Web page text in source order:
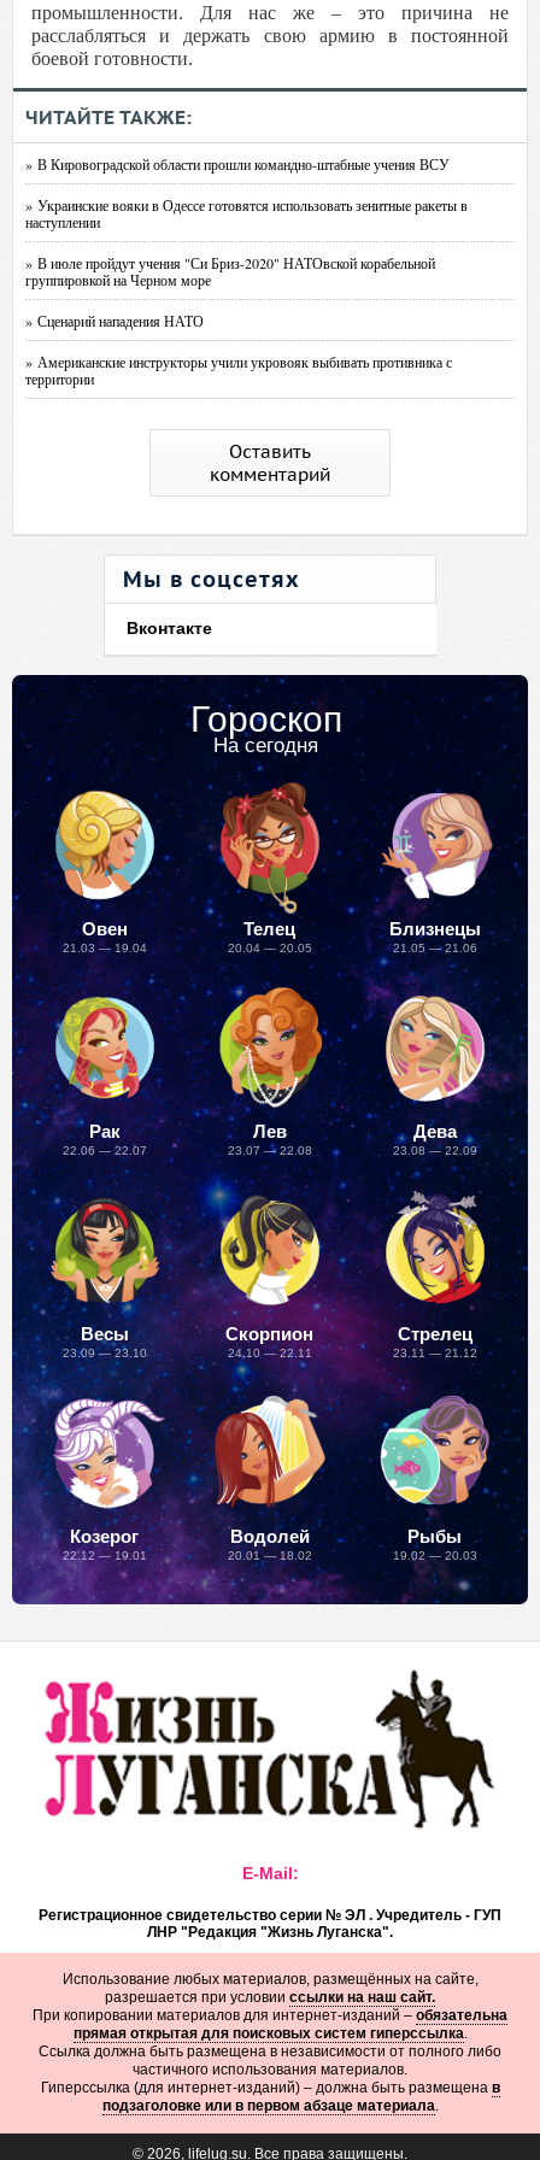
промышленности. Для нас же – это причина не
расслабляться и держать свою армию в постоянной
боевой готовности.
ЧИТАЙТЕ ТАКЖЕ:
» В Кировоградской области прошли командно-штабные учения ВСУ
» Украинские вояки в Одессе готовятся использовать зенитные ракеты в
наступлении
» В июле пройдут учения "Си Бриз-2020" НАТОвской корабельной
группировкой на Черном море
» Сценарий нападения НАТО
» Американские инструкторы учили укровояк выбивать противника с
территории
Оставить
комментарий
Мы в соцсетях
Вконтакте
Гороскоп
На сегодня
Овен
21.03 — 19.04
Телец
20.04 — 20.05
Близнецы
21.05 — 21.06
Рак
22.06 — 22.07
Лев
23.07 — 22.08
Дева
23.08 — 22.09
Весы
23.09 — 23.10
Скорпион
24.10 — 22.11
Стрелец
23.11 — 21.12
Козерог
22.12 — 19.01
Водолей
20.01 — 18.02
Рыбы
19.02 — 20.03
E-Mail:
Регистрационное свидетельство серии № ЭЛ . Учредитель - ГУП
ЛНР "Редакция "Жизнь Луганска".
Использование любых материалов, размещённых на сайте,
разрешается при условии ссылки на наш сайт.
При копировании материалов для интернет-изданий – обязательна
прямая открытая для поисковых систем гиперссылка.
Ссылка должна быть размещена в независимости от полного либо
частичного использования материалов.
Гиперссылка (для интернет-изданий) – должна быть размещена в
подзаголовке или в первом абзаце материала.
© 2026, lifelug.su. Все права защищены.